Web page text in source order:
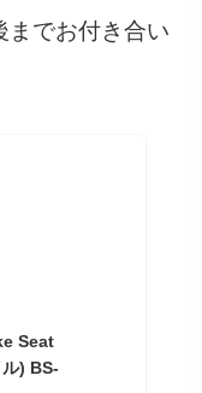
までお付き合い
Seat
) BS-